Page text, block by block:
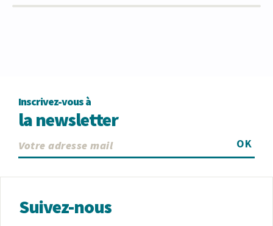
Inscrivez-vous à
la newsletter
OK
Suivez-nous